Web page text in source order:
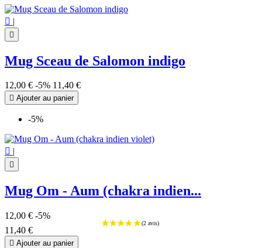
 |

Mug Sceau de Salomon indigo
12,00 € -5% 11,40 €
 Ajouter au panier
-5%
 |

Mug Om - Aum (chakra indien...
12,00 € -5%
11,40 €
 Ajouter au panier